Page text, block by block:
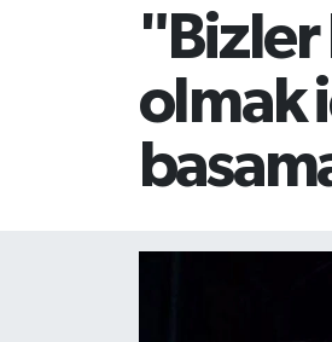
"Bizler
olmak
Kültür-Sanat
Trafik Durumu
Süper Lig Puan Durumu
Tüm Manşetler